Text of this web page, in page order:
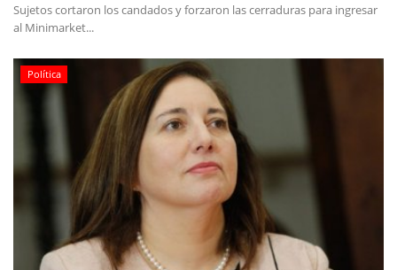
Sujetos cortaron los candados y forzaron las cerraduras para ingresar
al Minimarket...
Política